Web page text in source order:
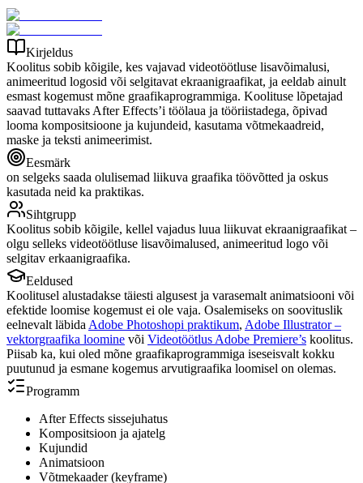
Kirjeldus
Koolitus sobib kõigile, kes vajavad videotöötluse lisavõimalusi,
animeeritud logosid või selgitavat ekraanigraafikat, ja eeldab ainult
esmast kogemust mõne graafikaprogrammiga. Koolituse lõpetajad
saavad tuttavaks After Effects’i töölaua ja tööriistadega, õpivad
looma kompositsioone ja kujundeid, kasutama võtmekaadreid,
maske ja teksti animeerimist.
Eesmärk
on selgeks saada olulisemad liikuva graafika töövõtted ja oskus
kasutada neid ka praktikas.
Sihtgrupp
Koolitus sobib kõigile, kellel vajadus luua liikuvat ekraanigraafikat –
olgu selleks videotöötluse lisavõimalused, animeeritud logo või
selgitav erkaanigraafika.
Eeldused
Koolitusel alustadakse täiesti algusest ja varasemalt animatsiooni või
efektide loomise kogemust ei ole vaja. Osalemiseks on soovituslik
eelnevalt läbida Adobe Photoshopi praktikum, Adobe Illustrator –
vektorgraafika loomine või Videotöötlus Adobe Premiere’s koolitus.
Piisab ka, kui oled mõne graafikaprogrammiga iseseisvalt kokku
puutunud ja esmane kogemus arvutigraafika loomisel on olemas.
Programm
After Effects sissejuhatus
Kompositsioon ja ajatelg
Kujundid
Animatsioon
Võtmekaader (keyframe)